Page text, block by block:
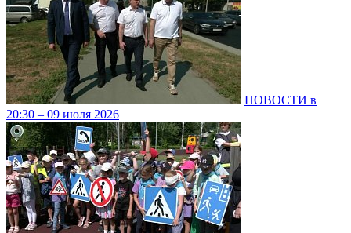
НОВОСТИ в
20:30 – 09 июля 2026